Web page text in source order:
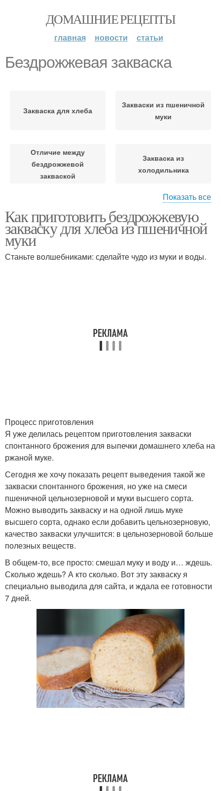
ДОМАШНИЕ РЕЦЕПТЫ
главная новости статьи
Бездрожжевая закваска
Закваска для хлеба
Закваски из пшеничной
муки
Отличие между
бездрожжевой
закваской
Закваска из
холодильника
Закваски для хлеба
Показать все
Как приготовить бездрожжевую
закваску для хлеба из пшеничной
муки
Станьте волшебниками: сделайте чудо из муки и воды.
Процесс приготовления
Я уже делилась рецептом приготовления закваски
спонтанного брожения для выпечки домашнего хлеба на
ржаной муке.
Сегодня же хочу показать рецепт выведения такой же
закваски спонтанного брожения, но уже на смеси
пшеничной цельнозерновой и муки высшего сорта.
Можно выводить закваску и на одной лишь муке
высшего сорта, однако если добавить цельнозерновую,
качество закваски улучшится: в цельнозерновой больше
полезных веществ.
В общем-то, все просто: смешал муку и воду и… ждешь.
Сколько ждешь? А кто сколько. Вот эту закваску я
специально выводила для сайта, и ждала ее готовности
7 дней.